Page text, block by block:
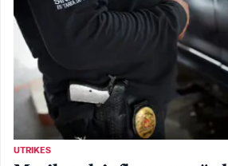
UTRIKES